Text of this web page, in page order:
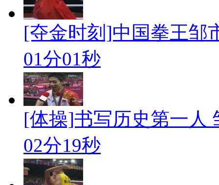
[夺金时刻]中国拳王邹
01分01秒
[体操]书写历史第一人
02分19秒